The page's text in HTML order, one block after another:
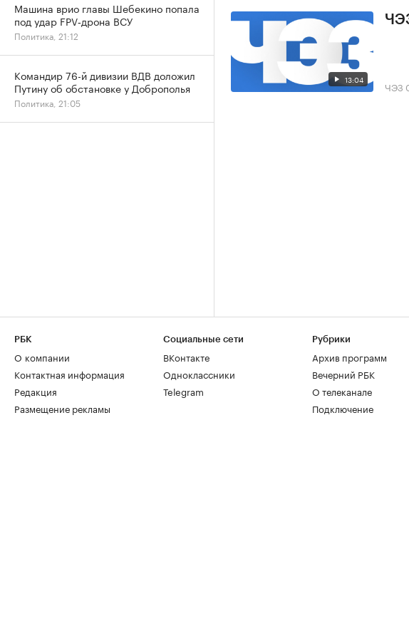
13:04 ЧЭЗ
Машина врио главы Шебекино попала
под удар FPV‑дрона ВСУ
Политика, 21:12
Командир 76-й дивизии ВДВ доложил
Путину об обстановке у Доброполья
Политика, 21:05
РБК
О компании
Контактная информация
Редакция
Размещение рекламы
Социальные сети
ВКонтакте
Одноклассники
Telegram
Рубрики
Архив программ
Вечерний РБК
О телеканале
Подключение